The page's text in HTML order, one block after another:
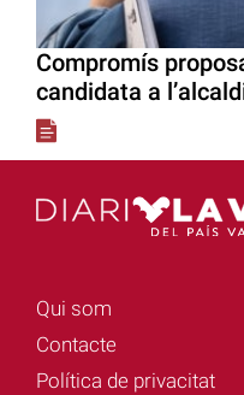
Compromís
candidata a
Qui som
Contacte
Política de privacitat